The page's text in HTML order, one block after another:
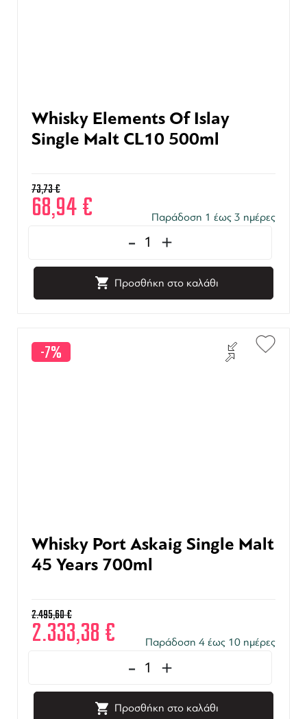
Whisky Elements Of Islay
Single Malt CL10 500ml
73,73€
68,94€ Παράδοση 1 έως 3 ημέρες
- +
Προσθήκη στο καλάθι
-7%
Whisky Port Askaig Single Malt
45 Years 700ml
2.495,60€
2.333,38 € Παράδοση 4 έως 10 ημέρες
- +
Προσθήκη στο καλάθι